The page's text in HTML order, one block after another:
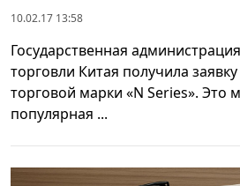
10.02.17 13:58
Государственная
торговли Китая получила
торговой марки «N Series». Это
популярная ...